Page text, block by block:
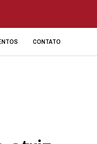
CONTATO